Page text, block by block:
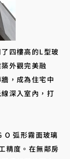
四樓高的L型玻
外觀完美融
，成為住宅中
深入室內，打
O 弧形霧面玻璃
精度。在無鄰房